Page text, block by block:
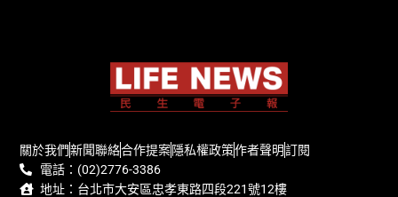
關於我們新聞聯絡合作提案隱私權政策作者聲明訂閱
電話：(02)2776-3386
地址：台北市大安區忠孝東路四段221號12樓